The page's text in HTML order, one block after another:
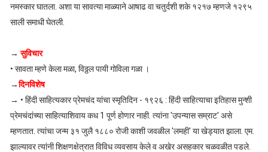
नमस्कार घातला. अशा या सावत्या माळ्याने आषाढ वा चतुर्दशी शके १२१७ म्हणजे १२९५
साली समाधी घेतली.
→सुविचार
• सावता म्हणे केला मळा, विठ्ठल पायी गोविला गळा ।
→दिनविशेष
→ • हिंदी साहित्यकार प्रेमचंद यांचा स्मृतिदिन - १९२६ : हिंदी साहित्याचा इतिहास मुन्शी
प्रेमचंदांच्या साहित्याशिवाय कध 1 पूर्ण होणार नाही. त्यांना 'उपन्यास सम्राट' असे
म्हणतात. त्यांचा जन्म ३१ जुलै १८८० रोजी काशी जवळील 'लमही' या खेड्यात झाला. एम.
झाल्यावर त्यांनी शिक्षणक्षेत्रात विविध व्यवसाय केले व अखेर असहकार चळवळीत पडले.